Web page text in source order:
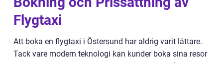
Flygtaxi
Att boka en flygtaxi i Östersund har aldrig varit lättare.
Tack vare modern teknologi kan kunder boka sina resor